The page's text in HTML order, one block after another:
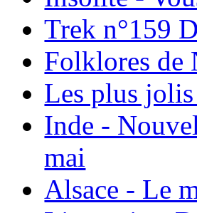
Trek n°159
Folklores de
Les plus
Inde -
mai
Alsace - Le